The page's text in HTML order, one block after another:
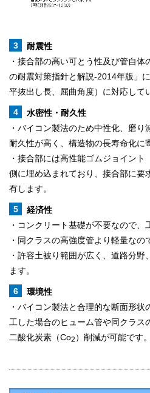
耐震性
・接合部の高い可とう性及び管自
の耐震対策指針と解説-2014年版」
平抜出し長、屈曲角度）に対応して
水密性・耐久性
・バイコン製法のため中性化、磨
耐久性が高く、構造物の長寿命化に
・接合部には高性能ゴムジョイント
側に埋め込まれており、接合部に要
有します。
経済性
・コンクリート基礎が不要なので、
・同クラスの高強度管より軽量なの
・許容土被り範囲が広く、道路分野
ます。
環境性
・バイコン製法と合理的な断面形
工した場合のヒューム管や同クラス
二酸化炭素（Co2 ）削減が可能です。